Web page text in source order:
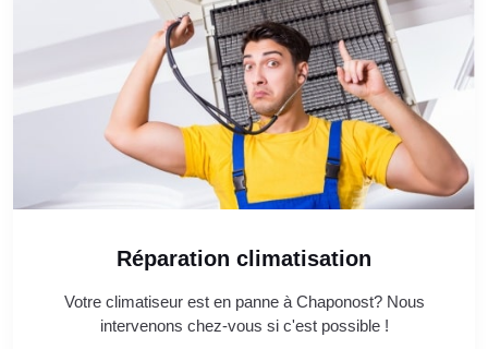
Réparation climatisation
Votre climatiseur est en panne à Chaponost? Nous
intervenons chez-vous si c'est possible !